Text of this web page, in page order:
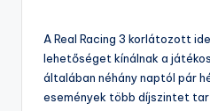
A Real Racing 3 korlátozott
lehetőséget kínálnak a
általában néhány naptól pár
események több díjszintet